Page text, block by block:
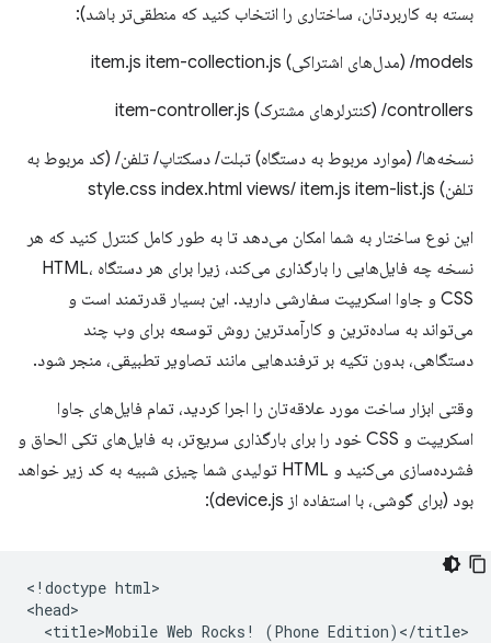
بسته به کاربردتان، ساختاری را انتخاب کنید که منطقی‌تر باشد):
models/ (مدل‌های اشتراکی) item.js item-collection.js
controllers/ (کنترلرهای مشترک) item-controller.js
نسخه‌ها/ (موارد مربوط به دستگاه) تبلت/ دسکتاپ/ تلفن/ (کد مربوط به
تلفن) style.css index.html views/ item.js item-list.js
این نوع ساختار به شما امکان می‌دهد تا به طور کامل کنترل کنید که هر
نسخه چه فایل‌هایی را بارگذاری می‌کند، زیرا برای هر دستگاه HTML،
CSS و جاوا اسکریپت سفارشی دارید. این بسیار قدرتمند است و
می‌تواند به ساده‌ترین و کارآمدترین روش توسعه برای وب چند
دستگاهی، بدون تکیه بر ترفندهایی مانند تصاویر تطبیقی، منجر شود.
وقتی ابزار ساخت مورد علاقه‌تان را اجرا کردید، تمام فایل‌های جاوا
اسکریپت و CSS خود را برای بارگذاری سریع‌تر، به فایل‌های تکی الحاق و
فشرده‌سازی می‌کنید و HTML تولیدی شما چیزی شبیه به کد زیر خواهد
بود (برای گوشی، با استفاده از device.js):
<!doctype html>
<head>
  <title>Mobile Web Rocks! (Phone Edition)</title>